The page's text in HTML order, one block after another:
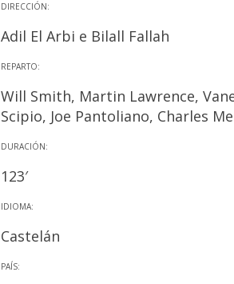
DIRECCIÓN:
Adil El Arbi e Bilall Fallah
REPARTO:
Will Smith, Martin Lawrence,
Scipio, Joe Pantoliano, Charles
DURACIÓN:
123′
IDIOMA:
Castelán
PAÍS: